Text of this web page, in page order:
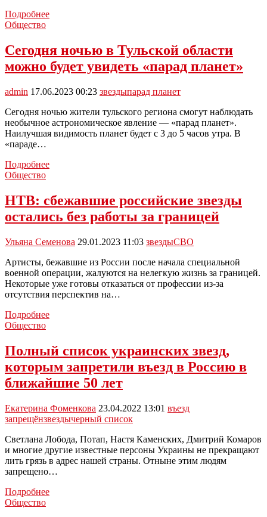
ПодробнееЗвезды
в
Туле
Общество
Сегодня ночью в Тульской области
можно будет увидеть «парад планет»
admin 17.06.2023 00:23 звездыпарад планет
Сегодня ночью жители тульского региона смогут наблюдать
необычное астрономическое явление — «парад планет».
Наилучшая видимость планет будет с 3 до 5 часов утра. В
«параде…
ПодробнееСегодня
Тульской
области
можно
увидеть
«парад
планет»
Общество
НТВ: сбежавшие российские звезды
остались без работы за границей
Ульяна Семенова 29.01.2023 11:03 звездыСВО
Артисты, бежавшие из России после начала специальной
военной операции, жалуются на нелегкую жизнь за границей.
Некоторые уже готовы отказаться от профессии из-за
отсутствия перспектив на…
ПодробнееНТВ:
звезды
остались
без
работы
за
Общество
Полный список украинских звезд,
которым запретили въезд в Россию в
ближайшие 50 лет
Екатерина Фоменкова 23.04.2022 13:01 въезд
запрещёнзвездычерный список
Светлана Лобода, Потап, Настя Каменских, Дмитрий Комаров
и многие другие известные персоны Украины не прекращают
лить грязь в адрес нашей страны. Отныне этим людям
запрещено…
ПодробнееПолный
Общество